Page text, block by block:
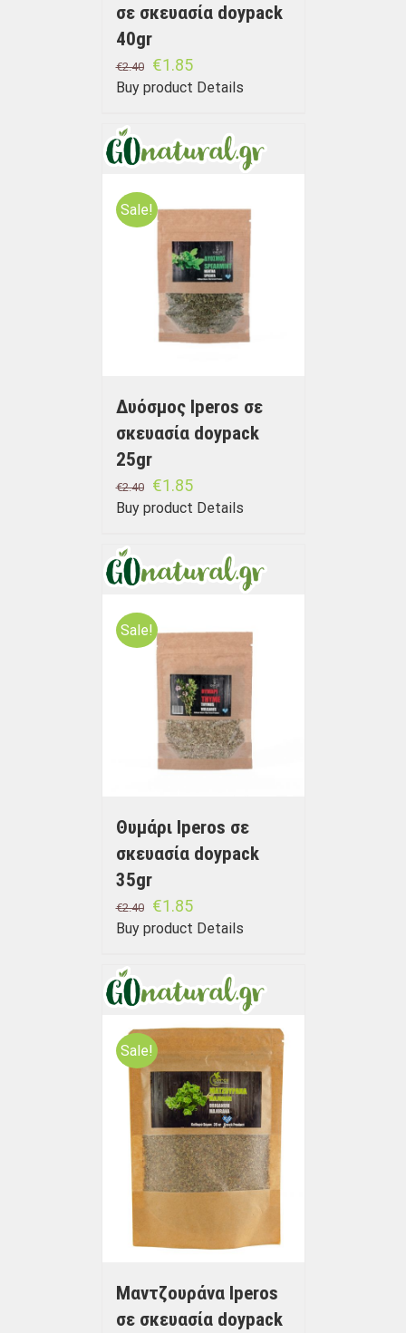
σε σκευασία doypack
40gr
€2.40 €1.85
Buy product Details
Sale!
Δυόσμος Iperos σε
σκευασία doypack
25gr
€2.40 €1.85
Buy product Details
Sale!
Θυμάρι Iperos σε
σκευασία doypack
35gr
€2.40 €1.85
Buy product Details
Sale!
Μαντζουράνα Iperos
σε σκευασία doypack